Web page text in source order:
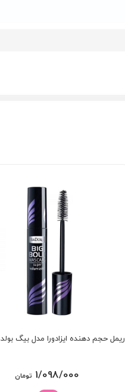
ریمل حجم دهنده ایزادورا مدل بیگ بولد
1/098/000 تومان